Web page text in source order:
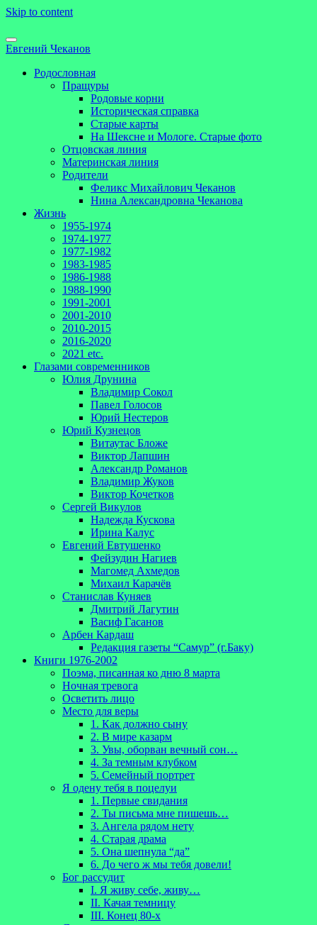
Skip to content
Евгений Чеканов
Родословная
Пращуры
Родовые корни
Историческая справка
Старые карты
На Шексне и Мологе. Старые фото
Отцовская линия
Материнская линия
Родители
Феликс Михайлович Чеканов
Нина Александровна Чеканова
Жизнь
1955-1974
1974-1977
1977-1982
1983-1985
1986-1988
1988-1990
1991-2001
2001-2010
2010-2015
2016-2020
2021 etc.
Глазами современников
Юлия Друнина
Владимир Сокол
Павел Голосов
Юрий Нестеров
Юрий Кузнецов
Витаутас Бложе
Виктор Лапшин
Александр Романов
Владимир Жуков
Виктор Кочетков
Сергей Викулов
Надежда Кускова
Ирина Калус
Евгений Евтушенко
Фейзудин Нагиев
Магомед Ахмедов
Михаил Карачёв
Станислав Куняев
Дмитрий Лагутин
Васиф Гасанов
Арбен Кардаш
Редакция газеты “Самур” (г.Баку)
Книги 1976-2002
Поэма, писанная ко дню 8 марта
Ночная тревога
Осветить лицо
Место для веры
1. Как должно сыну
2. В мире казарм
3. Увы, оборван вечный сон…
4. За темным клубком
5. Семейный портрет
Я одену тебя в поцелуи
1. Первые свидания
2. Ты письма мне пишешь…
3. Ангела рядом нету
4. Старая драма
5. Она шепнула “да”
6. До чего ж мы тебя довели!
Бог рассудит
I. Я живу себе, живу…
II. Качая темницу
III. Конец 80-х